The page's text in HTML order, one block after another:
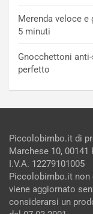
Merenda veloce
5 minuti
Gnocchettoni
perfetto
Piccolobimbo.it di
Marchese 10,
I.V.A. 12279101005
Piccolobimbo.it non
viene aggiornato
considerarsi un